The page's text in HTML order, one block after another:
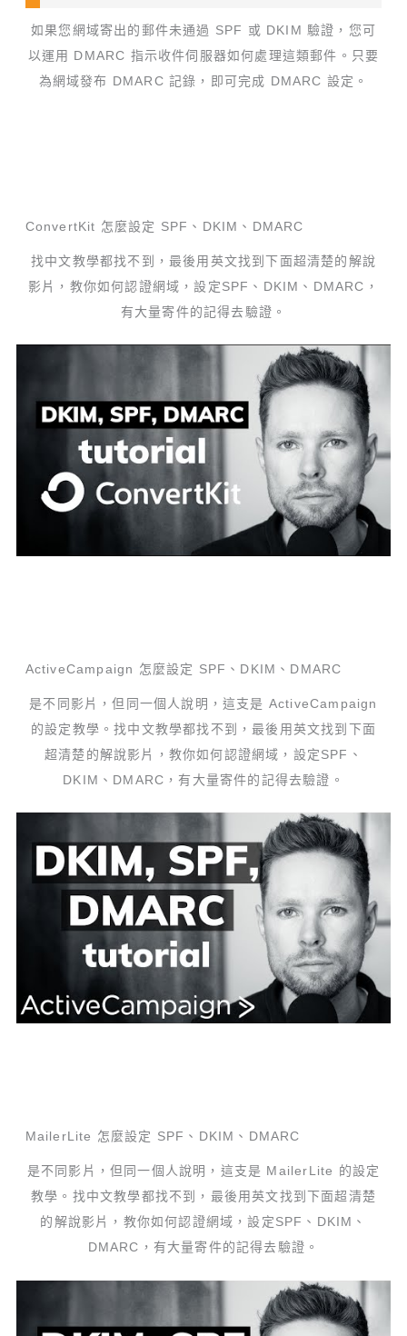
如果您網域寄出的郵件未通過 SPF 或 DKIM 驗證，您可
以運用 DMARC 指示收件伺服器如何處理這類郵件。只要
為網域發布 DMARC 記錄，即可完成 DMARC 設定。
ConvertKit 怎麼設定 SPF、DKIM、DMARC
找中文教學都找不到，最後用英文找到下面超清楚的解說
影片，教你如何認證網域，設定SPF、DKIM、DMARC，
有大量寄件的記得去驗證。
ActiveCampaign 怎麼設定 SPF、DKIM、DMARC
是不同影片，但同一個人說明，這支是 ActiveCampaign
的設定教學。找中文教學都找不到，最後用英文找到下面
超清楚的解說影片，教你如何認證網域，設定SPF、
DKIM、DMARC，有大量寄件的記得去驗證。
MailerLite 怎麼設定 SPF、DKIM、DMARC
是不同影片，但同一個人說明，這支是 MailerLite 的設定
教學。找中文教學都找不到，最後用英文找到下面超清楚
的解說影片，教你如何認證網域，設定SPF、DKIM、
DMARC，有大量寄件的記得去驗證。